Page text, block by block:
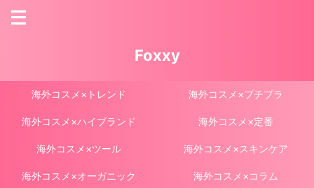
Foxxy
海外コスメ×トレンド 海外コスメ×プチプラ
海外コスメ×ハイブランド 海外コスメ×定番
海外コスメ×ツール 海外コスメ×スキンケア
海外コスメ×オーガニック 海外コスメ×コラム